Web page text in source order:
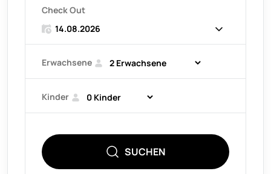
Check Out
Erwachsene
Kinder
SUCHEN